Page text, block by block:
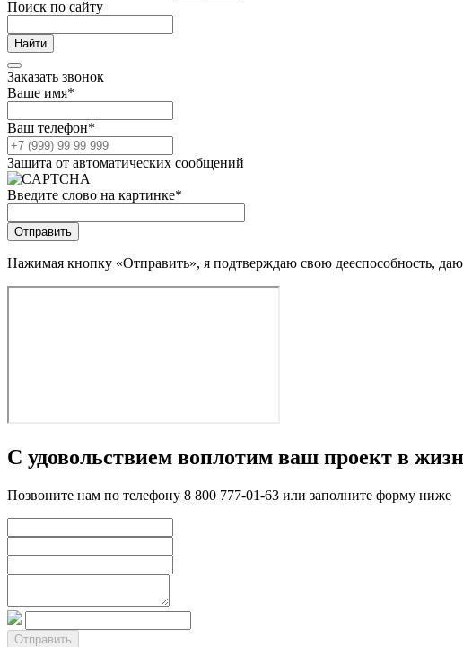
Поиск по сайту
Заказать звонок
Ваше имя*
Ваш телефон*
Защита от автоматических сообщений
Введите слово на картинке*
Нажимая кнопку «Отправить», я подтверждаю свою дееспособность,
С удовольствием воплотим ваш проект в
Позвоните нам по телефону 8 800 777-01-63 или заполните форму ниже